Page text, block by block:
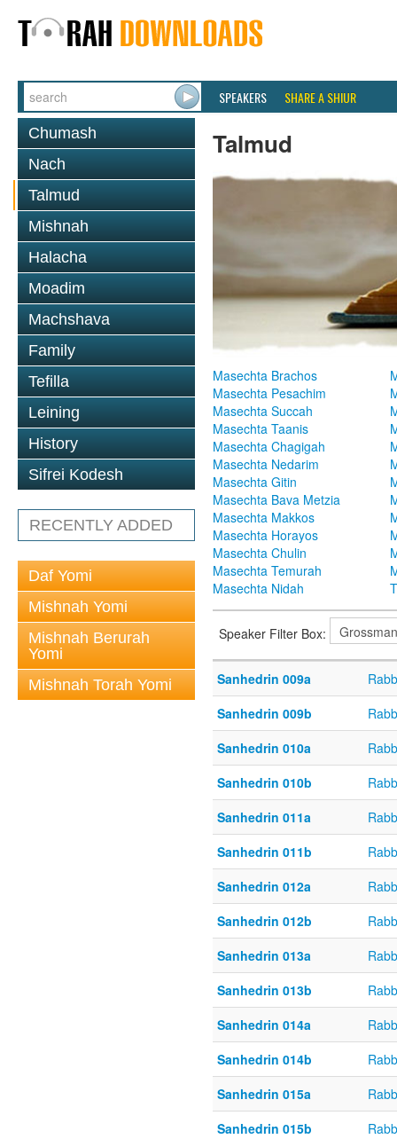
SPEAKERS SHARE A SHIUR
Chumash
Nach
Talmud
Mishnah
Halacha
Moadim
Machshava
Family
Tefilla
Leining
History
Sifrei Kodesh
RECENTLY ADDED
Daf Yomi
Mishnah Yomi
Mishnah Berurah
Yomi
Mishnah Torah Yomi
Talmud
Masechta Brachos
Masechta Pesachim
Masechta Succah
Masechta Taanis
Masechta Chagigah
Masechta Nedarim
Masechta Gitin
Masechta Bava Metzia
Masechta Makkos
Masechta Horayos
Masechta Chulin
Masechta Temurah
Masechta Nidah
Speaker Filter Box:
Sanhedrin 009a
Sanhedrin 009b
Sanhedrin 010a
Sanhedrin 010b
Sanhedrin 011a
Sanhedrin 011b
Sanhedrin 012a
Sanhedrin 012b
Sanhedrin 013a
Sanhedrin 013b
Sanhedrin 014a
Sanhedrin 014b
Sanhedrin 015a
Sanhedrin 015b